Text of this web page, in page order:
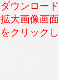
ダウンロー
拡大画像画
をクリック